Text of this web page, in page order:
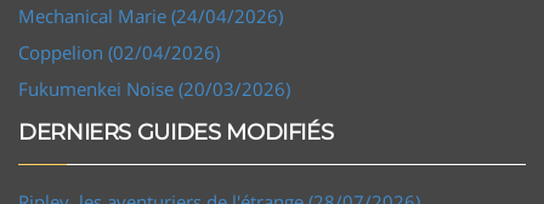
Mechanical Marie (24/04/2026)
Coppelion (02/04/2026)
Fukumenkei Noise (20/03/2026)
DERNIERS GUIDES MODIFIÉS